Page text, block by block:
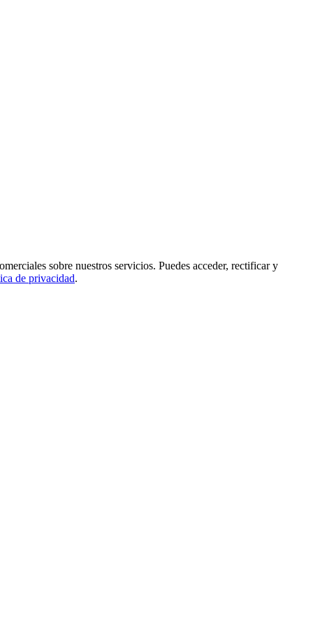
sobre nuestros servicios. Puedes acceder, rectificar y
de privacidad.